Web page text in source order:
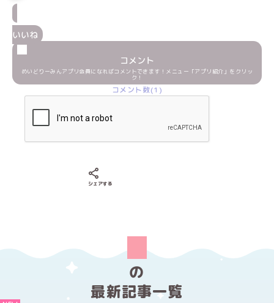
いいね
コメント
めいどりーみんアプリ会員になればコメントできます！メニュー「アプリ紹介」をクリッ
ク！
コメント数(1)
シェアする
の
最新記事一覧